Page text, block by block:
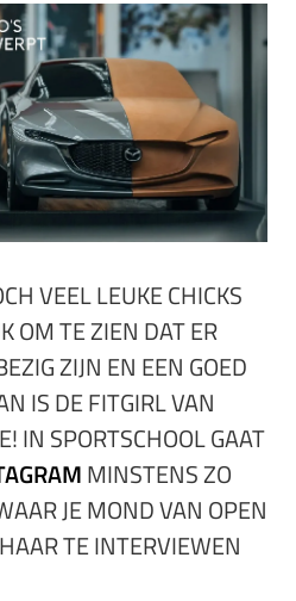
VEEL LEUKE CHICKS
OM TE ZIEN DAT ER
ZIJN EN EEN GOED
IS DE FITGIRL VAN
IN SPORTSCHOOL GAAT
MINSTENS ZO
JE MOND VAN OPEN
TE INTERVIEWEN